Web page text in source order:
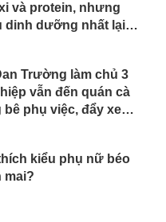
và protein, nhưng
dinh dưỡng nhất lại
Trường làm chủ 3
vẫn đến quán cà
phụ việc, đẩy xe
kiểu phụ nữ béo
mai?